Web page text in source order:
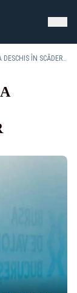
BURSA DE LA BUCUREŞTI A DESCHIS ÎN SCĂDERE PE MAJORITATEA INDICILOR ŞEDINŢA DE LUNI